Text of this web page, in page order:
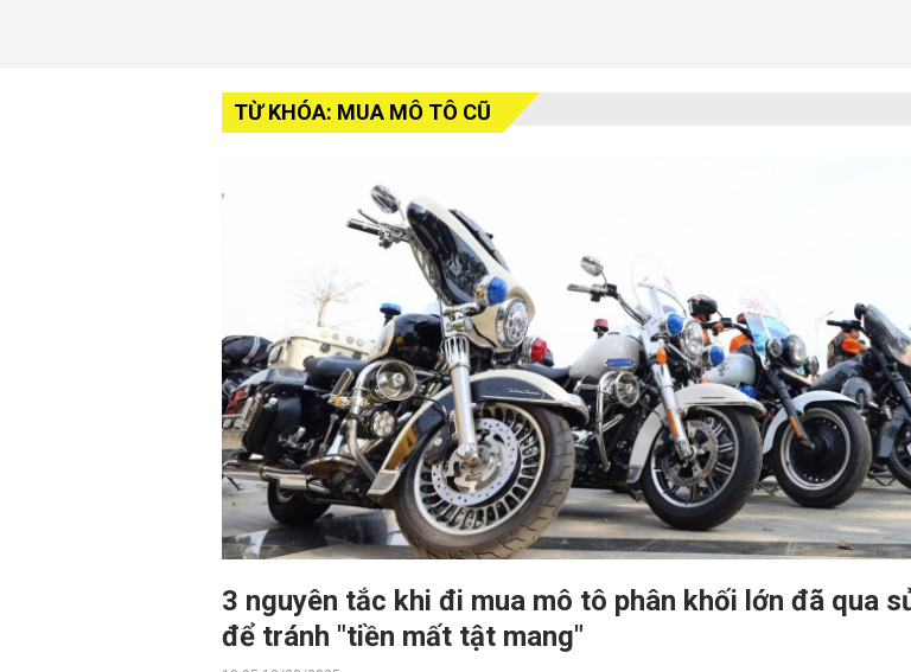
TỪ KHÓA: MUA MÔ TÔ CŨ
3 nguyên tắc khi đi mua mô tô phân khối lớn đã qua
để tránh "tiền mất tật mang"